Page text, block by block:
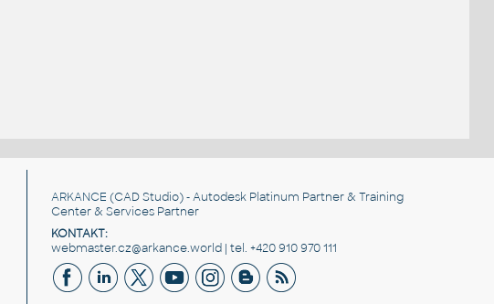
ARKANCE (CAD Studio) - Autodesk Platinum Partner & Training
Center & Services Partner
KONTAKT:
webmaster.cz@arkance.world | tel. +420 910 970 111